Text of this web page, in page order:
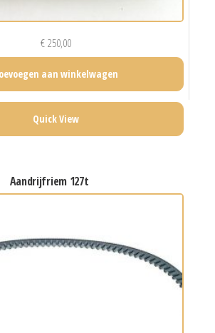
€250,00
aan winkelwagen
Quick View
aandrijfriem 127t